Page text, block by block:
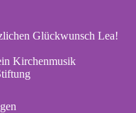
Glückwunsch Lea!
Kirchenmusik